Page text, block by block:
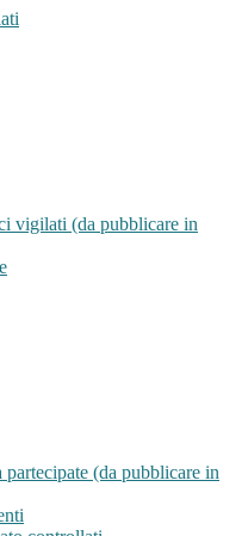
vigilati (da pubblicare in
partecipate (da pubblicare in